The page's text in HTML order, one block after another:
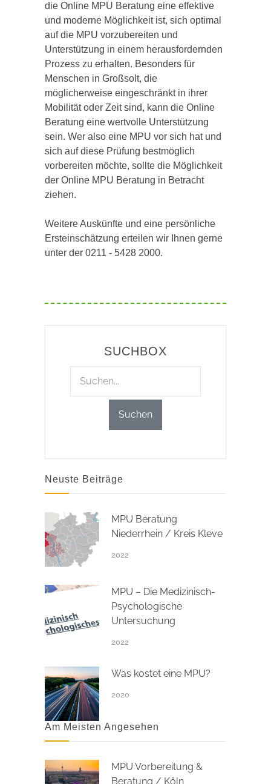
die Online MPU Beratung eine effektive
und moderne Möglichkeit ist, sich optimal
auf die MPU vorzubereiten und
Unterstützung in einem herausfordernden
Prozess zu erhalten. Besonders für
Menschen in Großsolt, die
möglicherweise eingeschränkt in ihrer
Mobilität oder Zeit sind, kann die Online
Beratung eine wertvolle Unterstützung
sein. Wer also eine MPU vor sich hat und
sich auf diese Prüfung bestmöglich
vorbereiten möchte, sollte die Möglichkeit
der Online MPU Beratung in Betracht
ziehen.
Weitere Auskünfte und eine persönliche
Ersteinschätzung erteilen wir Ihnen gerne
unter der 0211 - 5428 2000.
SUCHBOX
Neuste Beiträge
MPU Beratung
Niederrhein / Kreis Kleve
2022
MPU – Die Medizinisch-
Psychologische
Untersuchung
2022
Was kostet eine MPU?
2020
Am Meisten Angesehen
MPU Vorbereitung &
Beratung / Köln